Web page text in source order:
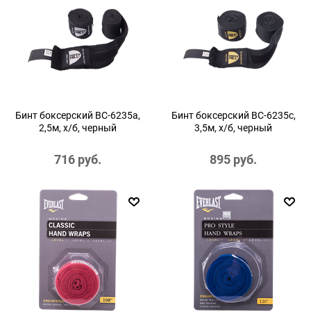
Бинт боксерский BC-6235a,
2,5м, х/б, черный
716 руб.
Бинт боксерский BC-6235c,
3,5м, х/б, черный
895 руб.